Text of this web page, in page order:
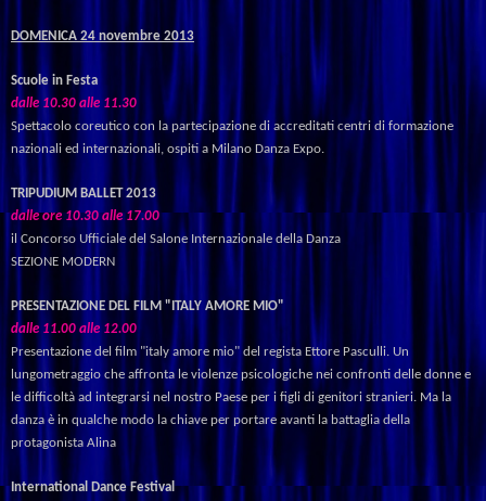
DOMENICA 24 novembre 2013
Scuole in Festa
dalle 10.30 alle 11.30
Spettacolo coreutico con la partecipazione di accreditati centri di formazione
nazionali ed internazionali, ospiti a Milano Danza Expo.
TRIPUDIUM BALLET 2013
dalle ore 10.30 alle 17.00
il Concorso Ufficiale del Salone Internazionale della Danza
SEZIONE MODERN
PRESENTAZIONE DEL FILM "ITALY AMORE MIO"
dalle 11.00 alle 12.00
Presentazione del film "italy amore mio" del regista Ettore Pasculli. Un
lungometraggio che affronta le violenze psicologiche nei confronti delle donne e
le difficoltà ad integrarsi nel nostro Paese per i figli di genitori stranieri. Ma la
danza è in qualche modo la chiave per portare avanti la battaglia della
protagonista Alina
International Dance Festival